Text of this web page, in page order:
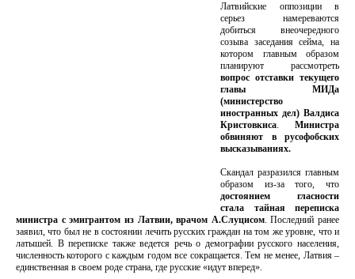
Латвийские оппозиции в
серьез намереваются
добиться внеочередного
созыва заседания сейма, на
котором главным образом
планируют рассмотреть
вопрос отставки текущего
главы МИДа
(министерство
иностранных дел) Валдиса
Кристовкиса. Министра
обвиняют в русофобских
высказываниях.
Скандал разразился главным
образом из-за того, что
достоянием гласности
стала тайная переписка
министра с эмигрантом из Латвии, врачом А.Слуцисом. Последний ранее
заявил, что был не в состоянии лечить русских граждан на том же уровне, что и
латышей. В переписке также ведется речь о демографии русского населения,
численность которого с каждым годом все сокращается. Тем не менее, Латвия –
единственная в своем роде страна, где русские «идут вперед».